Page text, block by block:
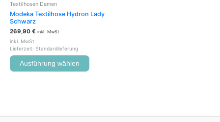
Textilhosen Damen
Modeka Textilhose Hydron Lady
Schwarz
269,90 € inkl. MwSt
inkl. MwSt.
Lieferzeit: Standardlieferung
Ausführung wählen
gewählt